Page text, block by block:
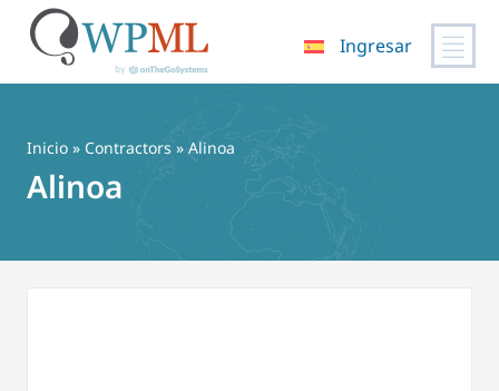
contenido
Ingresar
Inicio » Contractors » Alinoa
Alinoa